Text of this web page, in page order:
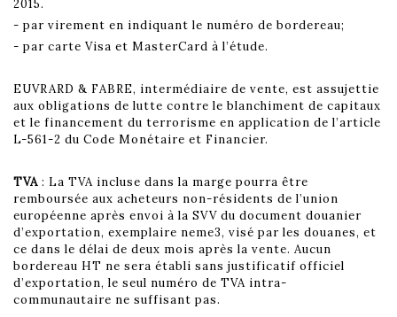
2015.
- par virement en indiquant le numéro de bordereau;
- par carte Visa et MasterCard à l’étude.
EUVRARD & FABRE, intermédiaire de vente, est assujettie
aux obligations de lutte contre le blanchiment de capitaux
et le financement du terrorisme en application de l’article
L-561-2 du Code Monétaire et Financier.
TVA : La TVA incluse dans la marge pourra être
remboursée aux acheteurs non-résidents de l’union
européenne après envoi à la SVV du document douanier
d’exportation, exemplaire neme3, visé par les douanes, et
ce dans le délai de deux mois après la vente. Aucun
bordereau HT ne sera établi sans justificatif officiel
d’exportation, le seul numéro de TVA intra-
communautaire ne suffisant pas.